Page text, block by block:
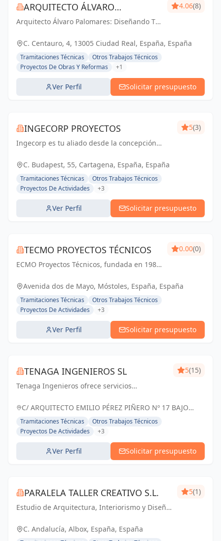
ARQUITECTO ÁLVARO
PALOMARES
Arquitecto Álvaro Palomares: Diseñando Tu
4.06(8)
C. Centauro, 4, 13005 Ciudad Real, España, España
Tramitaciones Técnicas
Otros Trabajos Técnicos
Proyectos De Obras Y Reformas
+1
Ver Perfil Solicitar presupuesto
INGECORP PROYECTOS
Ingecorp es tu aliado desde la concepción
Especializados en licencias, proyectos
ejecutivos, reformas y energía solar. Expertos
compr...
5(3)
C. Budapest, 55, Cartagena, España, España
Tramitaciones Técnicas
Otros Trabajos Técnicos
Proyectos De Actividades
+3
Ver Perfil Solicitar presupuesto
TECMO PROYECTOS TÉCNICOS
ECMO Proyectos Técnicos, fundada en 1989,
experiencia en la elaboración y tramitación
de proyectos de ingeniería, tanto
industriales,...
0.00(0)
Avenida dos de Mayo, Móstoles, España, España
Tramitaciones Técnicas
Otros Trabajos Técnicos
Proyectos De Actividades
+3
Ver Perfil Solicitar presupuesto
TENAGA INGENIEROS SL
Tenaga Ingenieros ofrece servicios
mejorar la eficiencia energética y reducir
hasta g...
5(15)
C/ ARQUITECTO EMILIO PÉREZ PIÑERO Nº 17 BAJO
MURCIA, España
Tramitaciones Técnicas
Otros Trabajos Técnicos
Proyectos De Actividades
+3
Ver Perfil Solicitar presupuesto
PARALELA TALLER CREATIVO S.L.
Estudio de Arquitectura, Interiorismo y Diseño.
Reforma y Obra Nueva.
5(1)
C. Andalucía, Albox, España, España